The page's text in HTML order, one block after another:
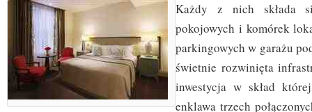
Każdy z nich składa
pokojowych i komórek
parkingowych w garażu
świetnie rozwinięta
inwestycja w skład
enklawa trzech